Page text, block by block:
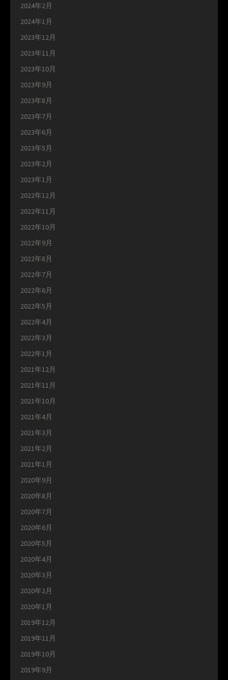
2024年2月
2024年1月
2023年12月
2023年11月
2023年10月
2023年9月
2023年8月
2023年7月
2023年6月
2023年5月
2023年2月
2023年1月
2022年12月
2022年11月
2022年10月
2022年9月
2022年8月
2022年7月
2022年6月
2022年5月
2022年4月
2022年3月
2022年1月
2021年12月
2021年11月
2021年10月
2021年4月
2021年3月
2021年2月
2021年1月
2020年9月
2020年8月
2020年7月
2020年6月
2020年5月
2020年4月
2020年3月
2020年2月
2020年1月
2019年12月
2019年11月
2019年10月
2019年9月